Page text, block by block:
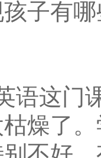
子有
这门课
燥了